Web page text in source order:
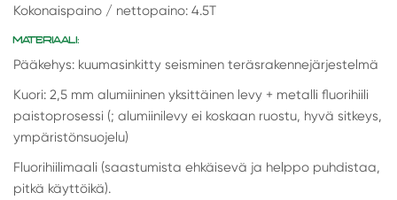
Kokonaispaino / nettopaino: 4.5T
MATERIAALI:
Pääkehys: kuumasinkitty seisminen teräsrakennejärjestelmä
Kuori: 2,5 mm alumiininen yksittäinen levy + metalli fluorihiili
paistoprosessi (; alumiinilevy ei koskaan ruostu, hyvä sitkeys,
ympäristönsuojelu)
Fluorihiilimaali (saastumista ehkäisevä ja helppo puhdistaa,
pitkä käyttöikä).